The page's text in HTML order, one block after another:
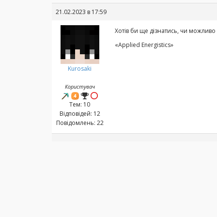
21.02.2023 в 17:59
Kurosaki
Користувач
Тем: 10
Відповідей: 12
Повідомлень: 22
Хотів би ще дізнатись, чи
«Applied Energistics»